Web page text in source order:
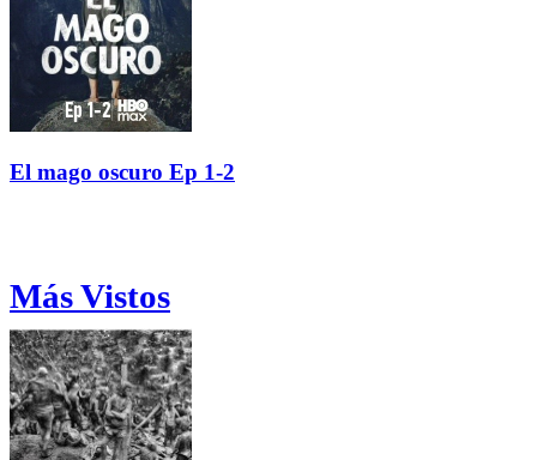
El mago oscuro Ep 1-2
Más Vistos